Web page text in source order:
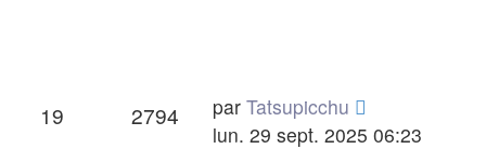
19 Réponses
2794 VuesDernier
message
par Tatsupicchu
lun. 29 sept. 2025 06:23